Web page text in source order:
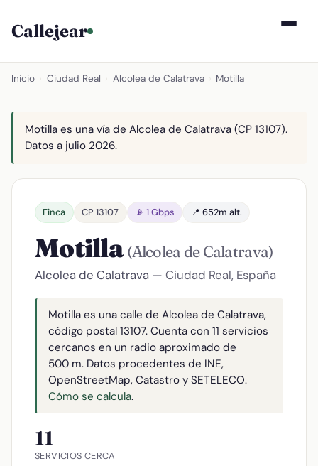
Callejear
Inicio Ciudad Real Alcolea de Calatrava Motilla
Motilla es una vía de Alcolea de Calatrava (CP 13107).
Datos a julio 2026.
Finca CP 13107 📡 1 Gbps 📍 652m alt.
Motilla (Alcolea de Calatrava)
Alcolea de Calatrava — Ciudad Real, España
Motilla es una calle de Alcolea de Calatrava,
código postal 13107. Cuenta con 11 servicios
cercanos en un radio aproximado de
500 m. Datos procedentes de INE,
OpenStreetMap, Catastro y SETELECO.
Cómo se calcula.
11
SERVICIOS CERCA